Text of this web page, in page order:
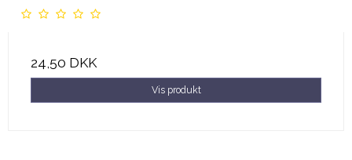
24,50 DKK
Vis produkt